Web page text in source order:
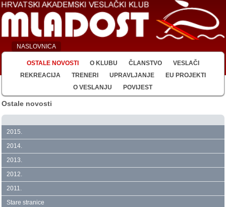
NASLOVNICA
OSTALE NOVOSTI O KLUBU ČLANSTVO
VESLAČI
REKREACIJA
TRENERI UPRAVLJANJE
EU PROJEKTI
O VESLANJU
POVIJEST
Ostale novosti
2015.
2014.
2013.
2012.
2011.
Stare stranice